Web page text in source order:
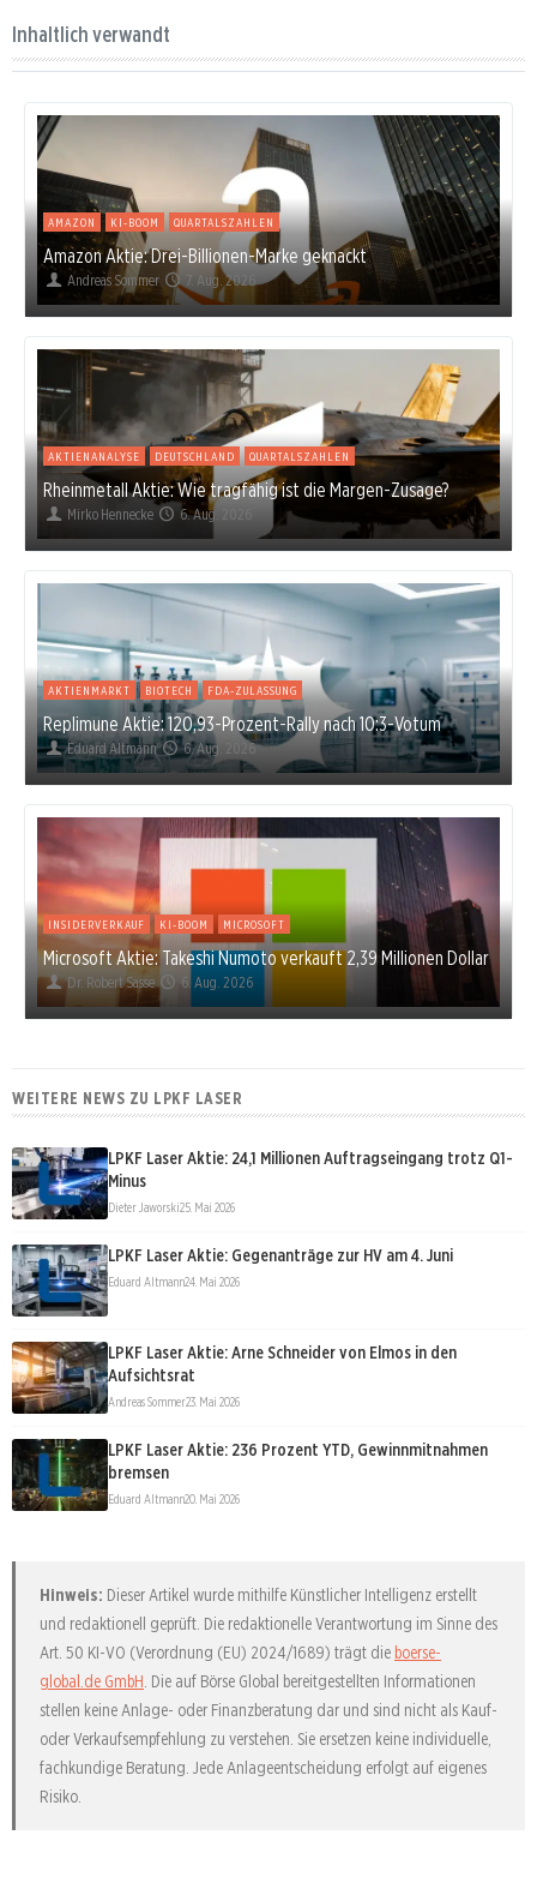
Inhaltlich verwandt
AMAZON KI-BOOM QUARTALSZAHLEN
Amazon Aktie: Drei-Billionen-Marke geknackt
Andreas Sommer 7. Aug. 2026
AKTIENANALYSE DEUTSCHLAND QUARTALSZAHLEN
Rheinmetall Aktie: Wie tragfähig ist die Margen-Zusage?
Mirko Hennecke 6. Aug. 2026
AKTIENMARKT BIOTECH FDA-ZULASSUNG
Replimune Aktie: 120,93-Prozent-Rally nach 10:3-Votum
Eduard Altmann 6. Aug. 2026
INSIDERVERKAUF KI-BOOM MICROSOFT
Microsoft Aktie: Takeshi Numoto verkauft 2,39 Millionen Dollar
Dr. Robert Sasse 6. Aug. 2026
WEITERE NEWS ZU LPKF LASER
LPKF Laser Aktie: 24,1 Millionen Auftragseingang trotz Q1-
Minus
Dieter Jaworski25. Mai 2026
LPKF Laser Aktie: Gegenanträge zur HV am 4. Juni
Eduard Altmann24. Mai 2026
LPKF Laser Aktie: Arne Schneider von Elmos in den
Aufsichtsrat
Andreas Sommer23. Mai 2026
LPKF Laser Aktie: 236 Prozent YTD, Gewinnmitnahmen
bremsen
Eduard Altmann20. Mai 2026
Hinweis: Dieser Artikel wurde mithilfe Künstlicher Intelligenz erstellt
und redaktionell geprüft. Die redaktionelle Verantwortung im Sinne des
Art. 50 KI-VO (Verordnung (EU) 2024/1689) trägt die boerse-
global.de GmbH. Die auf Börse Global bereitgestellten Informationen
stellen keine Anlage- oder Finanzberatung dar und sind nicht als Kauf-
oder Verkaufsempfehlung zu verstehen. Sie ersetzen keine individuelle,
fachkundige Beratung. Jede Anlageentscheidung erfolgt auf eigenes
Risiko.